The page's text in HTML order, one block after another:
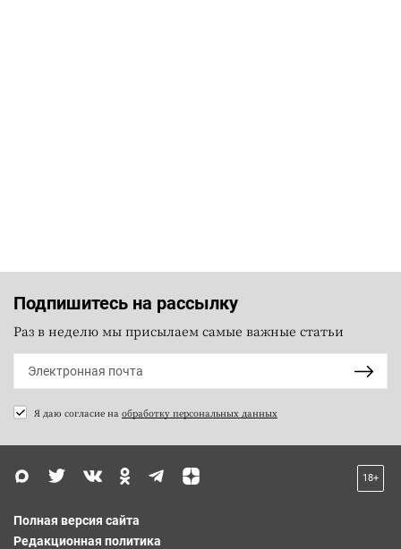
Подпишитесь на рассылку
Раз в неделю мы присылаем самые важные статьи
Я даю согласие на обработку персональных данных
18+
Полная версия сайта
Редакционная политика